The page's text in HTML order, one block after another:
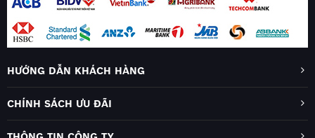
HƯỚNG DẪN KHÁCH HÀNG
CHÍNH SÁCH ƯU ĐÃI